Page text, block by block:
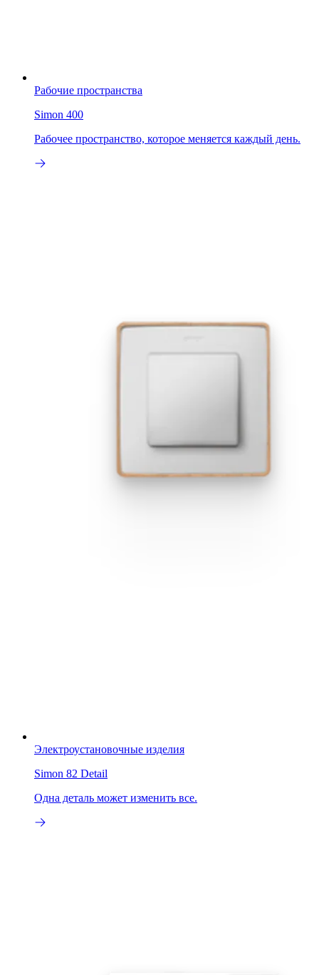
Рабочие пространства
Simon 400
Рабочее пространство, которое меняется каждый день.
Электроустановочные изделия
Simon 82 Detail
Одна деталь может изменить все.